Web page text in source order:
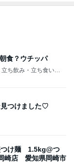
食？ウチッパ
ち飲み・立ち食いそ
つけました♡
つけ麺 1.5kg@つ
崎店 愛知県岡崎市